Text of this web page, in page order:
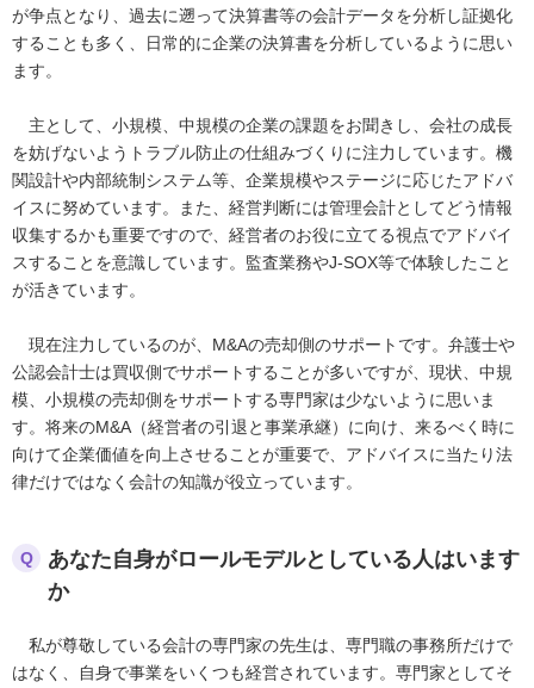
が争点となり、過去に遡って決算書等の会計データを分析し証拠化
することも多く、日常的に企業の決算書を分析しているように思い
ます。
主として、小規模、中規模の企業の課題をお聞きし、会社の成長
を妨げないようトラブル防止の仕組みづくりに注力しています。機
関設計や内部統制システム等、企業規模やステージに応じたアドバ
イスに努めています。また、経営判断には管理会計としてどう情報
収集するかも重要ですので、経営者のお役に立てる視点でアドバイ
スすることを意識しています。監査業務やJ-SOX等で体験したこと
が活きています。
現在注力しているのが、M&Aの売却側のサポートです。弁護士や
公認会計士は買収側でサポートすることが多いですが、現状、中規
模、小規模の売却側をサポートする専門家は少ないように思いま
す。将来のM&A（経営者の引退と事業承継）に向け、来るべく時に
向けて企業価値を向上させることが重要で、アドバイスに当たり法
律だけではなく会計の知識が役立っています。
Q
あなた自身がロールモデルとしている人はいます
か
私が尊敬している会計の専門家の先生は、専門職の事務所だけで
はなく、自身で事業をいくつも経営されています。専門家としてそ